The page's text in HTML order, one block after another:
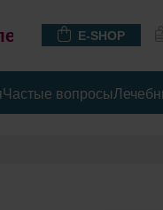
E-SHOP
Частые вопросы